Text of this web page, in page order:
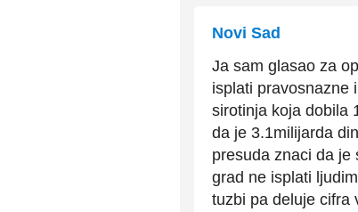
Novi Sad
Ja sam glasao za
isplati pravosnazne
sirotinja koja dobila
da je 3.1milijarda
presuda znaci da je
grad ne isplati
tuzbi pa deluje cifra